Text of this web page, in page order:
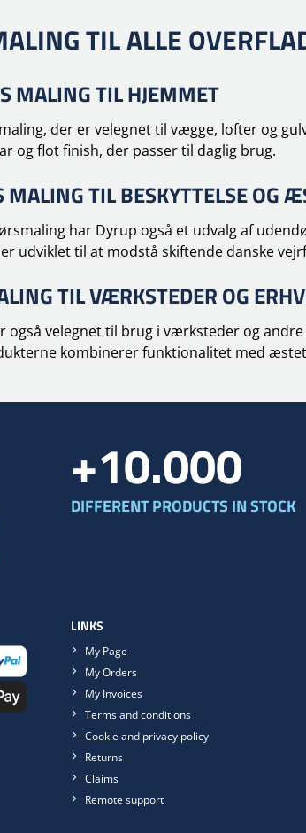
TIL ALLE
MALING TIL HJEMMET
der er velegnet til vægge, lofter og
og flot finish, der passer til daglig brug.
TIL BESKYTTELSE OG
har Dyrup også et udvalg af
udviklet til at modstå skiftende danske
TIL VÆRKSTEDER OG
også velegnet til brug i værksteder og
kombinerer funktionalitet med
+10.000
DIFFERENT PRODUCTS IN STOCK
LINKS
My Page
My Orders
My Invoices
Terms and conditions
Cookie and privacy policy
Returns
Claims
Remote support